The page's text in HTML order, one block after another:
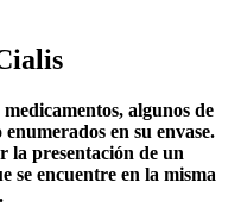
algunos de
en su envase.
la presentación de un
se encuentre en la misma